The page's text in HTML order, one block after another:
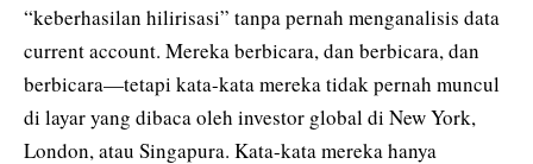
“keberhasilan hilirisasi” tanpa pernah menganalisis data
current account. Mereka berbicara, dan berbicara, dan
berbicara—tetapi kata-kata mereka tidak pernah muncul
di layar yang dibaca oleh investor global di New York,
London, atau Singapura. Kata-kata mereka hanya